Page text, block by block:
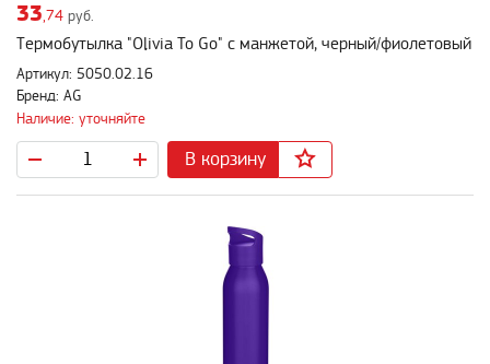
33,74 руб.
Термобутылка "Olivia To Go" с манжетой, черный/фиолетовый
Артикул: 5050.02.16
Бренд: AG
Наличие: уточняйте
В корзину